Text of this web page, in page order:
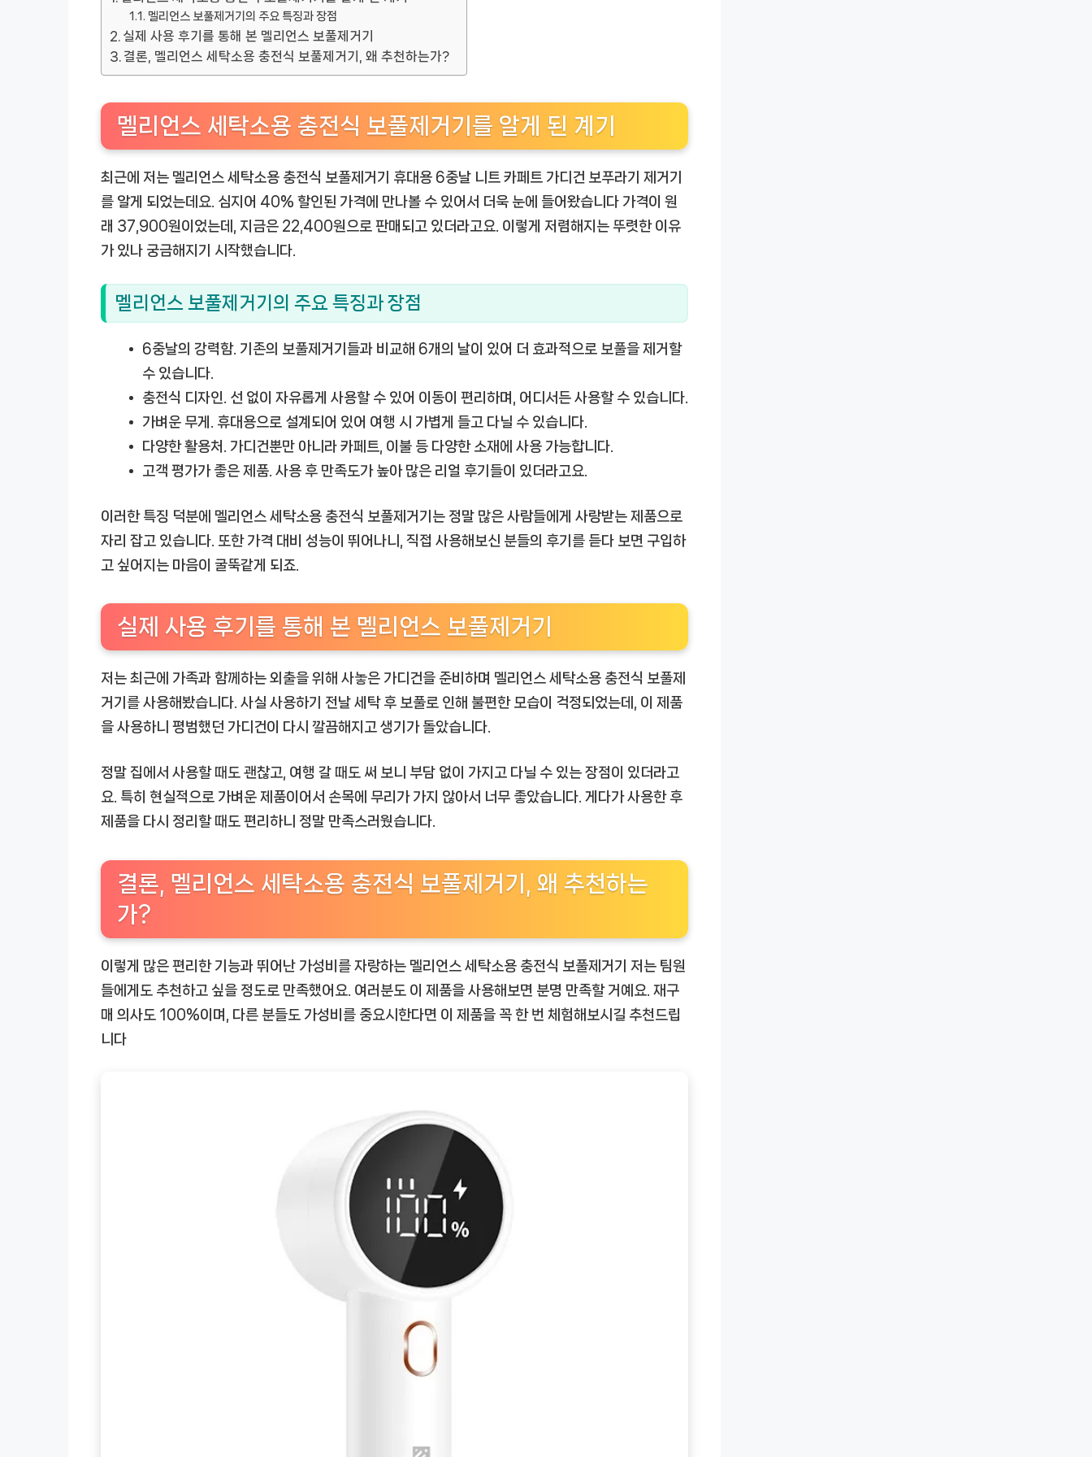
멜리언스 보풀제거기의 주요 특징과 장점
실제 사용 후기를 통해 본 멜리언스 보풀제거기
결론, 멜리언스 세탁소용 충전식 보풀제거기, 왜 추천하는가?
멜리언스 세탁소용 충전식 보풀제거기를 알게 된 계기
최근에 저는 멜리언스 세탁소용 충전식 보풀제거기 휴대용 6중날 니트 카페트 가디건 보푸라기 제거기
를 알게 되었는데요. 심지어 40% 할인된 가격에 만나볼 수 있어서 더욱 눈에 들어왔습니다 가격이 원
래 37,900원이었는데, 지금은 22,400원으로 판매되고 있더라고요. 이렇게 저렴해지는 뚜렷한 이유
가 있나 궁금해지기 시작했습니다.
멜리언스 보풀제거기의 주요 특징과 장점
6중날의 강력함. 기존의 보풀제거기들과 비교해 6개의 날이 있어 더 효과적으로 보풀을 제거할
수 있습니다.
충전식 디자인.
선 없이 자유롭게 사용할 수 있어 이동이 편리하며, 어디서든 사용할 수 있습니다.
가벼운 무게.
휴대용으로 설계되어 있어 여행 시 가볍게 들고 다닐 수 있습니다.
다양한 활용처.
가디건뿐만 아니라 카페트, 이불 등 다양한 소재에 사용 가능합니다.
고객 평가가 좋은 제품. 사용 후 만족도가 높아 많은 리얼 후기들이 있더라고요.
이러한 특징 덕분에 멜리언스 세탁소용 충전식 보풀제거기 는 정말 많은 사람들에게 사랑받는 제품으로
자리 잡고 있습니다. 또한 가격 대비 성능이 뛰어나니, 직접 사용해보신 분들의 후기를 듣다 보면 구입하
고 싶어지는 마음이 굴뚝같게 되죠.
실제 사용 후기를 통해 본 멜리언스 보풀제거기
저는 최근에 가족과 함께하는 외출을 위해 사놓은 가디건을 준비하며 멜리언스 세탁소용 충전식 보풀제
거기 를 사용해봤습니다. 사실 사용하기 전날 세탁 후 보풀로 인해 불편한 모습이 걱정되었는데, 이 제품
을 사용하니 평범했던 가디건이 다시 깔끔해지고 생기가 돌았습니다.
정말 집에서 사용할 때도 괜찮고, 여행 갈 때도 써 보니 부담 없이 가지고 다닐 수 있는 장점이 있더라고
요. 특히 현실적으로 가벼운 제품이어서 손목에 무리가 가지 않아서 너무 좋았습니다. 게다가 사용한 후
제품을 다시 정리할 때도 편리하니 정말 만족스러웠습니다.
결론, 멜리언스 세탁소용 충전식 보풀제거기, 왜 추천하는
가?
이렇게 많은 편리한 기능과 뛰어난 가성비를 자랑하는 멜리언스 세탁소용 충전식 보풀제거기
저는 팀원
들에게도 추천하고 싶을 정도로 만족했어요. 여러분도 이 제품을 사용해보면 분명 만족할 거예요. 재구
매 의사도 100%이며, 다른 분들도 가성비를 중요시한다면 이 제품을 꼭 한 번 체험해보시길 추천드립
니다